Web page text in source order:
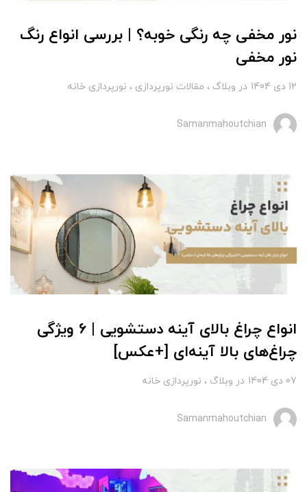
نور مخفی چه رنگی خوبه؟ | بررسی انواع رنگ
نور مخفی
12 دی 1404 در وبلاگ مقالات نورپردازی نورپردازی خانه
Samanmahoutchian
انواع چراغ بالای آینه دستشویی | 6 ویژگی
چراغ‌های بالا آینه‌ای [+عکس]
07 دی 1404 در وبلاگ نورپردازی خانه
Samanmahoutchian